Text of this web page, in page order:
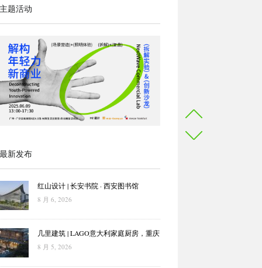
题活动
新发布
红山设计 | 长安书院 · 西安图书馆
8 月 6, 2026
几里建筑 | LAGO意大利家庭厨房，重庆
8 月 5, 2026